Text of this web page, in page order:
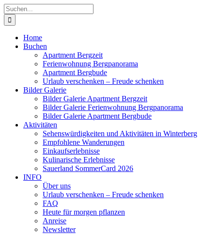
Zum
Inhalt
springen
Suche
nach:
Home
Buchen
Apartment Bergzeit
Ferienwohnung Bergpanorama
Apartment Bergbude
Urlaub verschenken – Freude schenken
Bilder Galerie
Bilder Galerie Apartment Bergzeit
Bilder Galerie Ferienwohnung Bergpanorama
Bilder Galerie Apartment Bergbude
Aktivitäten
Sehenswürdigkeiten und Aktivitäten in Winterberg
Empfohlene Wanderungen
Einkaufserlebnisse
Kulinarische Erlebnisse
Sauerland SommerCard 2026
INFO
Über uns
Urlaub verschenken – Freude schenken
FAQ
Heute für morgen pflanzen
Anreise
Newsletter